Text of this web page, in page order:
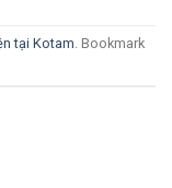
tại Kotam. Bookmark